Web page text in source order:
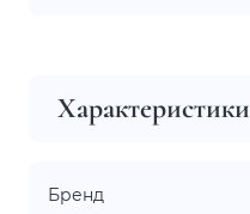
Характеристики
Бренд